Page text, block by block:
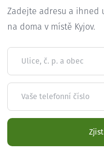
Zadejte adresu a
na doma v místě Kyjov.
Ulice, č. p. a obec
Vaše telefonní číslo